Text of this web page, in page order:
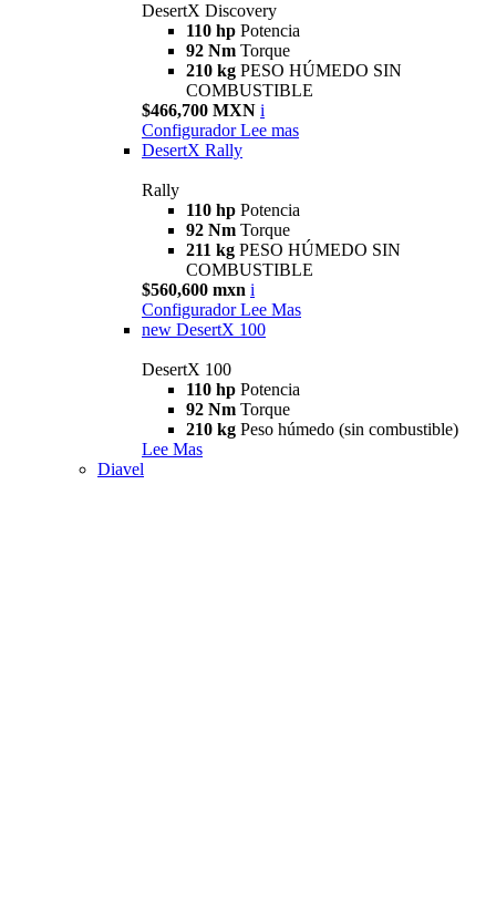
DesertX Discovery
110 hp Potencia
92 Nm Torque
210 kg PESO HÚMEDO SIN
COMBUSTIBLE
$466,700 MXN i
Configurador Lee mas
DesertX Rally
Rally
110 hp Potencia
92 Nm Torque
211 kg PESO HÚMEDO SIN
COMBUSTIBLE
$560,600 mxn i
Configurador Lee Mas
new DesertX 100
DesertX 100
110 hp Potencia
92 Nm Torque
210 kg Peso húmedo (sin combustible)
Lee Mas
Diavel